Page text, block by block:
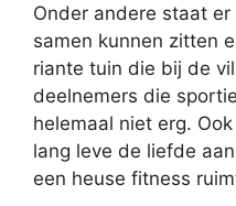
Onder andere staat
samen kunnen zitten
riante tuin die bij de
deelnemers die
helemaal niet erg.
lang leve de liefde
een heuse fitness